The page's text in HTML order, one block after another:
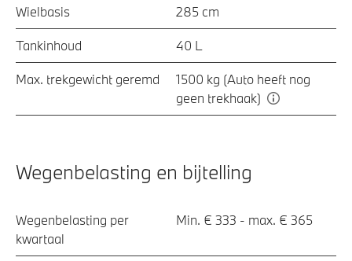
Wielbasis 285 cm
Tankinhoud 40 L
Max. trekgewicht geremd
1500 kg (Auto heeft nog
geen trekhaak)
Wegenbelasting en bijtelling
Wegenbelasting per
kwartaal
Min. € 333 - max. € 365